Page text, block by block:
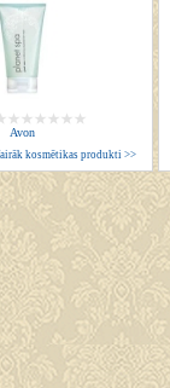
Avon
kosmētikas produkti >>